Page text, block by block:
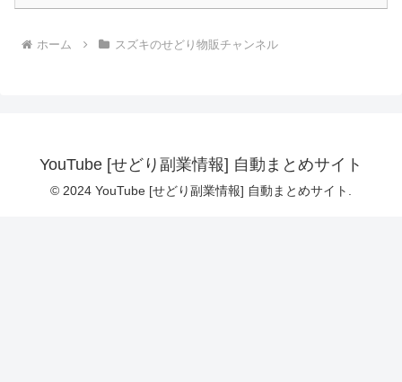
ホーム スズキのせどり物販チャンネル
YouTube [せどり副業情報] 自動まとめサイト
© 2024 YouTube [せどり副業情報] 自動まとめサイト.